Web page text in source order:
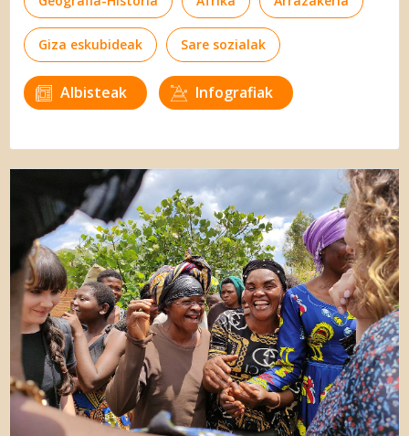
Giza eskubideak Sare sozialak
Albisteak Infografiak